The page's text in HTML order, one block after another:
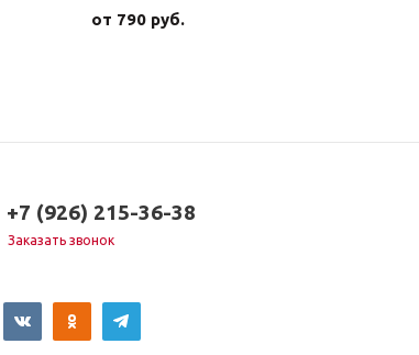
от 790 руб.
+7 (926) 215-36-38
Заказать звонок